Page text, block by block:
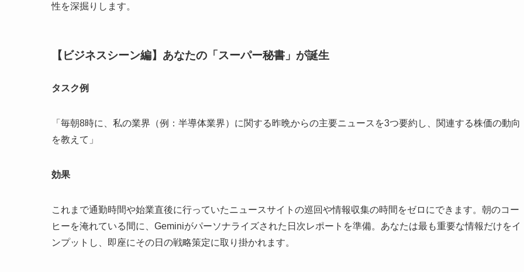
性を深掘りします。
【ビジネスシーン編】あなたの「スーパー秘書」が誕生
タスク例
「毎朝8時に、私の業界（例：半導体業界）に関する昨晩からの主要ニュースを3つ要約し、関連する株価の動向
を教えて」
効果
これまで通勤時間や始業直後に行っていたニュースサイトの巡回や情報収集の時間をゼロにできます。朝のコー
ヒーを淹れている間に、Geminiがパーソナライズされた日次レポートを準備。あなたは最も重要な情報だけをイ
ンプットし、即座にその日の戦略策定に取り掛かれます。